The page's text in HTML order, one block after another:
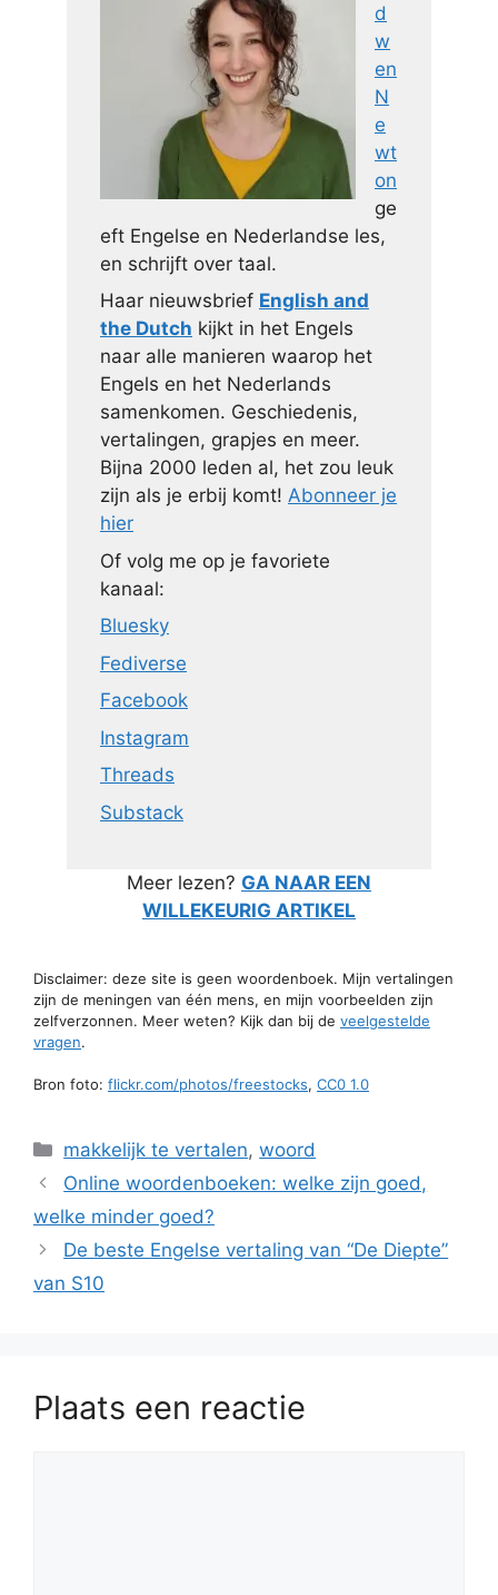
d
w
en
N
e
wt
on
ge
eft Engelse en Nederlandse les,
en schrijft over taal.
Haar nieuwsbrief English and
the Dutch kijkt in het Engels
naar alle manieren waarop het
Engels en het Nederlands
samenkomen. Geschiedenis,
vertalingen, grapjes en meer.
Bijna 2000 leden al, het zou leuk
zijn als je erbij komt! Abonneer je
hier
Of volg me op je favoriete
kanaal:
Bluesky
Fediverse
Facebook
Instagram
Threads
Substack
Meer lezen? GA NAAR EEN
WILLEKEURIG ARTIKEL
Disclaimer: deze site is geen woordenboek. Mijn vertalingen
zijn de meningen van één mens, en mijn voorbeelden zijn
zelfverzonnen. Meer weten? Kijk dan bij de veelgestelde
vragen.
Bron foto: flickr.com/photos/freestocks, CC0 1.0
Categorieën
makkelijk te vertalen,woord
Online woordenboeken: welke zijn goed,
welke minder goed?
De beste Engelse vertaling van “De Diepte”
van S10
Plaats een reactie